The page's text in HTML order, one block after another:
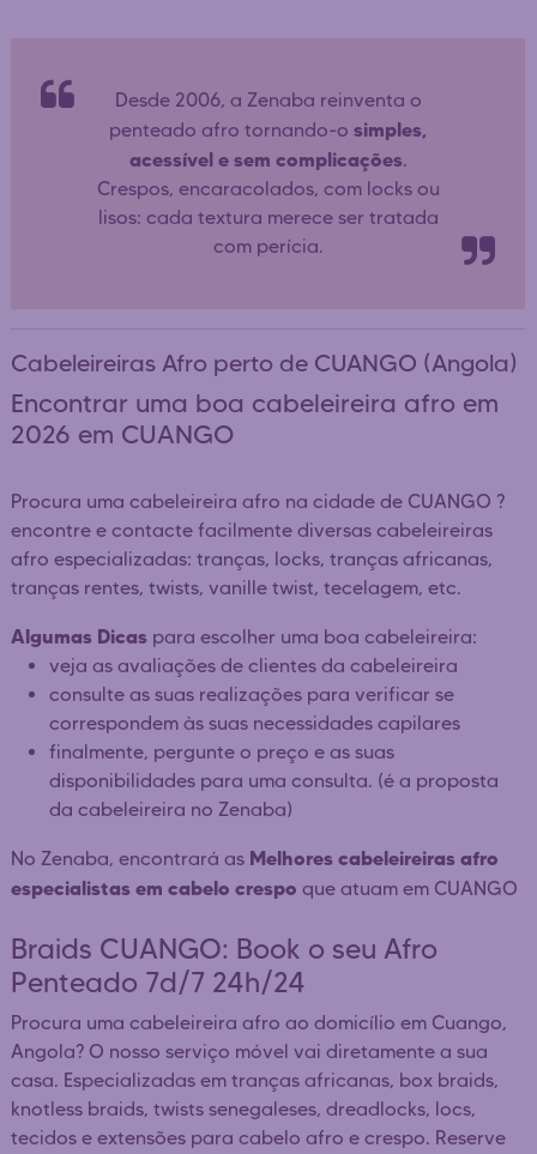
Desde 2006, a Zenaba reinventa o
penteado afro tornando-o simples,
acessível e sem complicações.
Crespos, encaracolados, com locks ou
lisos: cada textura merece ser tratada
com perícia.
Cabeleireiras Afro perto de CUANGO (Angola)
Encontrar uma boa cabeleireira afro em
2026 em CUANGO
Procura uma cabeleireira afro na cidade de CUANGO ?
encontre e contacte facilmente diversas cabeleireiras
afro especializadas: tranças, locks, tranças africanas,
tranças rentes, twists, vanille twist, tecelagem, etc.
Algumas Dicas para escolher uma boa cabeleireira:
veja as avaliações de clientes da cabeleireira
consulte as suas realizações para verificar se
correspondem às suas necessidades capilares
finalmente, pergunte o preço e as suas
disponibilidades para uma consulta. (é a proposta
da cabeleireira no Zenaba)
No Zenaba, encontrará as Melhores cabeleireiras afro
especialistas em cabelo crespo que atuam em CUANGO
Braids CUANGO: Book o seu Afro
Penteado 7d/7 24h/24
Procura uma cabeleireira afro ao domicílio em Cuango,
Angola? O nosso serviço móvel vai diretamente a sua
casa. Especializadas em tranças africanas, box braids,
knotless braids, twists senegaleses, dreadlocks, locs,
tecidos e extensões para cabelo afro e crespo. Reserve